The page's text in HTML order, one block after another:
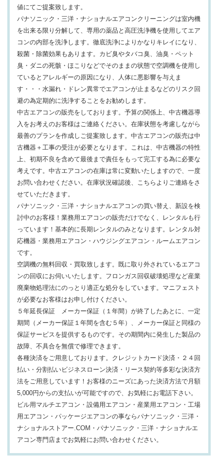
値にてご提案致します。
パナソニック・三洋・ナショナルエアコンクリーニングは室内機
を出来る限り分解して、専用の薬品と高圧洗浄機を使用してエア
コンの内部を洗浄します。徹底洗浄によりかなりキレイになり、
殺菌・除菌効果もあります。カビ臭やタバコ臭、油臭・ペット
臭・ダニの死骸・ほこりなどでそのままの状態で空調機を使用し
ているとアレルギーの原因になり、人体に悪影響を与えま
す・・・水漏れ・ドレン異常でエアコンが止まるなどのリスク回
避の為定期的に洗浄することをお勧めします。
中古エアコンの販売をしております。予算の関係上、中古機器導
入をお考えのお客様はご連絡ください。在庫状態を考慮しながら
最善のプランを作成しご提案致します。中古エアコンの販売は中
古機器＋工事の受注が必要となります。これは、中古機器の特性
上、初期不良を含めて最後まで責任をもって完工する為に必要な
考えです。中古エアコンの在庫は常に変動いたしますので、一度
お問い合わせください。在庫状況確認後、こちらよりご連絡をさ
せていただきます。
パナソニック・三洋・ナショナルエアコンの買い替え、新設を検
討中のお客様！業務用エアコンの販売だけでなく、レンタルも行
っています！基本的に長期レンタルのみとなります。レンタル対
応機器・業務用エアコン・ハウジングエアコン・ルームエアコン
です。
空調機の無料回収・買取致します。既に取り外されているエアコ
ンの回収にお伺いいたします。フロンガス回収破壊処理など産業
廃棄物処理法にのっとり適正な処分をしています。マニフェスト
が必要なお客様はお申し付けください。
５年延長保証 メーカー保証（１年間）が終了したあとに、一定
期間（メーカー保証１年間を含む５年）、メーカー保証と同様の
保証サービスを提供するものです。その期間内に発生した製品の
故障、不具合を無償で修理できます。
各種決済をご用意しております。クレジットカード決済・２４回
払い・分割払いビジネスローン決済・リース契約等多彩な決済方
法をご用意しています！お客様のニーズにあった決済方法で月額
5,000円からの支払いが可能ですので、お気軽にお電話下さい。
ビル用マルチエアコン・設備用エアコン・産業用エアコン・工場
用エアコン・パッケージエアコンの事ならパナソニック・三洋・
ナショナルストアー.COM・パナソニック・三洋・ナショナルエ
アコン専門店までお気軽にお問い合わせください。